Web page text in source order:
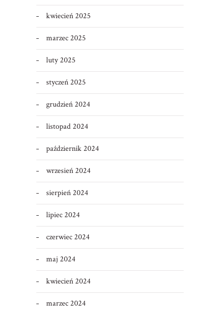
kwiecień 2025
marzec 2025
luty 2025
styczeń 2025
grudzień 2024
listopad 2024
październik 2024
wrzesień 2024
sierpień 2024
lipiec 2024
czerwiec 2024
maj 2024
kwiecień 2024
marzec 2024